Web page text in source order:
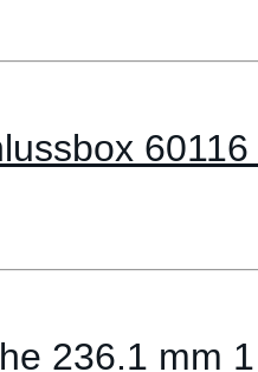
236.1 mm